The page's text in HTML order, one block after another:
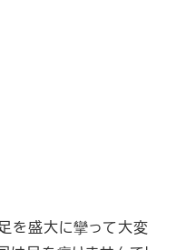
を盛大に攣って大変